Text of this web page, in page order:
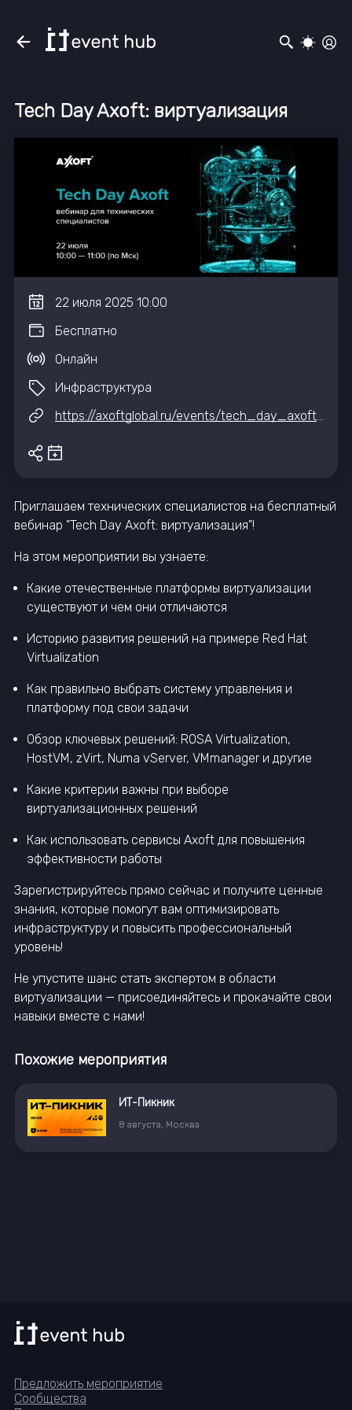
Tech Day Axoft: виртуализация
22 июля 2025 10:00
Бесплатно
Онлайн
Инфраструктура
Приглашаем технических специалистов на бесплатный
вебинар "Tech Day Axoft: виртуализация"!
На этом мероприятии вы узнаете:
Какие отечественные платформы виртуализации
существуют и чем они отличаются
Историю развития решений на примере Red Hat
Virtualization
Как правильно выбрать систему управления и
платформу под свои задачи
Обзор ключевых решений: ROSA Virtualization,
HostVM, zVirt, Numa vServer, VMmanager и другие
Какие критерии важны при выборе
виртуализационных решений
Как использовать сервисы Axoft для повышения
эффективности работы
Зарегистрируйтесь прямо сейчас и получите ценные
знания, которые помогут вам оптимизировать
инфраструктуру и повысить профессиональный
уровень!
Не упустите шанс стать экспертом в области
виртуализации — присоединяйтесь и прокачайте свои
навыки вместе с нами!
Похожие мероприятия
ИТ-Пикник
8 августа, Москва
Предложить мероприятие
Сообщества